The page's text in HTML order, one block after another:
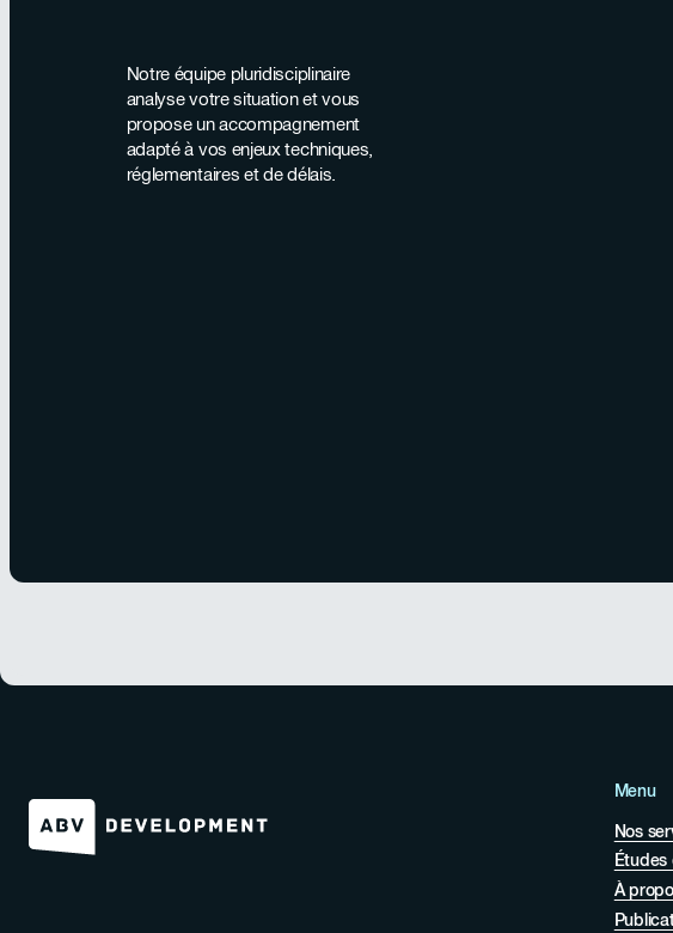
Notre équipe pluridisciplinaire
analyse votre situation et vous
propose un accompagnement
adapté à vos enjeux techniques,
réglementaires et de délais.
Menu
Nos
Études
À